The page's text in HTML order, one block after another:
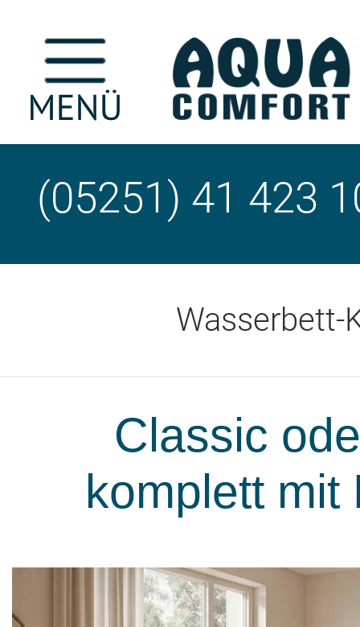
(05251) 41 423
Wasserbett-
Classic
komplett mit